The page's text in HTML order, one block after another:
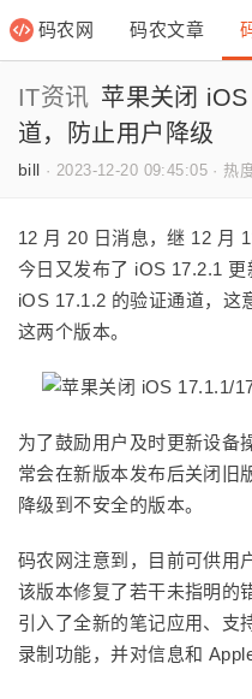
码农网 码农文章
IT资讯 苹果关闭
道，防止用户降级
bill · 2023-12-20 09:45:05 · 热
12 月 20 日消息，继 12 月
今日又发布了 iOS 17.2.1
iOS 17.1.2 的验证通道， 这
这两个版本。
为了鼓励用户及时更新设备
常会在新版本发布后关闭旧
降级到不安全的版本。
码农网注意到，目前可供用
该版本修复了若干未指明的
引入了全新的笔记应用、支
录制功能，并对信息和